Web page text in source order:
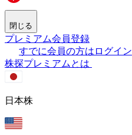
閉じる
プレミアム会員登録
すでに会員の方はログイン
株探プレミアムとは
日本株